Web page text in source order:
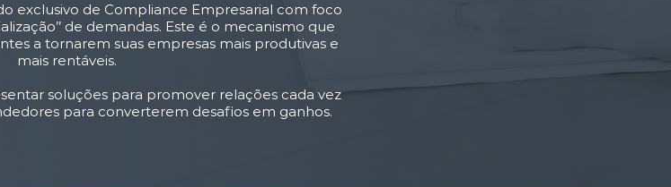
exclusivo de Compliance Empresarial com foco
de demandas. Este é o mecanismo que
a tornarem suas empresas mais produtivas e
mais rentáveis.
soluções para promover relações cada vez
para converterem desafios em ganhos.